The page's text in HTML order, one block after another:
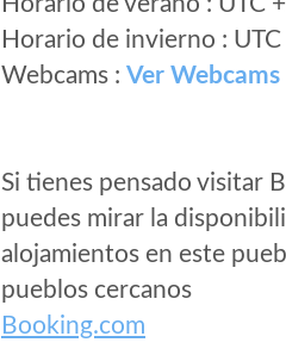
Horario de invierno :
Webcams : Ver Webcams
Si tienes pensado visitar
puedes mirar la
alojamientos en este
pueblos cercanos
Booking.com